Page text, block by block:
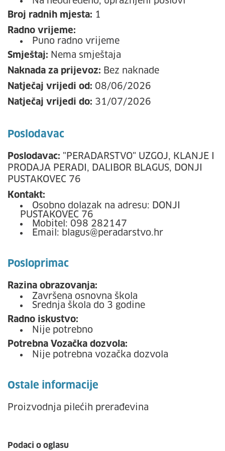
Broj radnih mjesta: 1
Radno vrijeme:
Puno radno vrijeme
Smještaj: Nema smještaja
Naknada za prijevoz: Bez naknade
Natječaj vrijedi od: 08/06/2026
Natječaj vrijedi do: 31/07/2026
Poslodavac
Poslodavac: "PERADARSTVO" UZGOJ, KLANJE I
PRODAJA PERADI, DALIBOR BLAGUS, DONJI
PUSTAKOVEC 76
Kontakt:
Osobno dolazak na adresu: DONJI
PUSTAKOVEC 76
Mobitel: 098 282147
Email: blagus@peradarstvo.hr
Posloprimac
Razina obrazovanja:
Završena osnovna škola
Srednja škola do 3 godine
Radno iskustvo:
Nije potrebno
Potrebna Vozačka dozvola:
Nije potrebna vozačka dozvola
Ostale informacije
Proizvodnja pilećih prerađevina
Podaci o oglasu